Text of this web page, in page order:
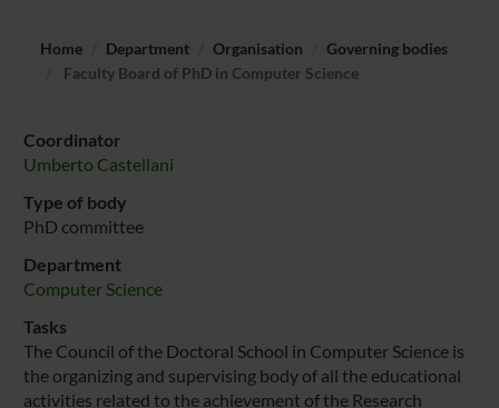
Home Department Organisation
Governing bodies
Faculty Board of PhD in Computer Science
Coordinator
Umberto Castellani
Type of body
PhD committee
Department
Computer Science
Tasks
The Council of the Doctoral School in Computer Science is
the organizing and supervising body of all the educational
activities related to the achievement of the Research